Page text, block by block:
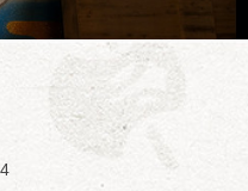
ごりら落語会 2026
30分開場）全席指定
円
ット 0570-550-
)